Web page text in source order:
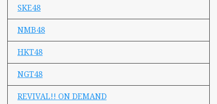
SKE48
NMB48
HKT48
NGT48
REVIVAL!! ON DEMAND